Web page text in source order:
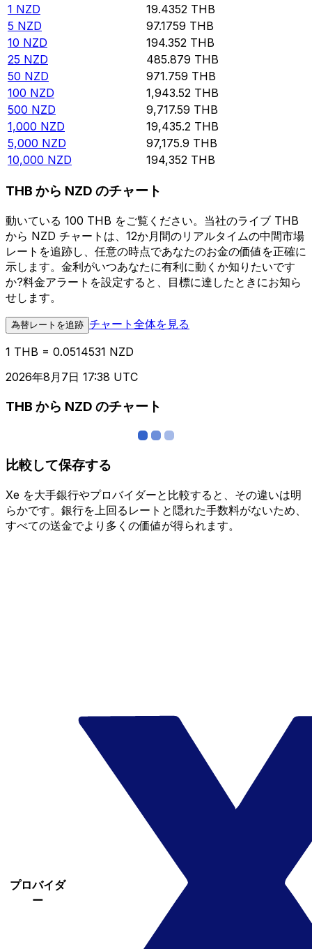
1 NZD 19.4352 THB
5 NZD 97.1759 THB
10 NZD 194.352 THB
25 NZD 485.879 THB
50 NZD 971.759 THB
100 NZD 1,943.52 THB
500 NZD 9,717.59 THB
1,000 NZD 19,435.2 THB
5,000 NZD 97,175.9 THB
10,000 NZD 194,352 THB
THB から NZD のチャート
動いている 100 THB をご覧ください。当社のライブ THB
から NZD チャートは、12か月間のリアルタイムの中間市場
レートを追跡し、任意の時点であなたのお金の価値を正確に
示します。金利がいつあなたに有利に動くか知りたいです
か?料金アラートを設定すると、目標に達したときにお知ら
せします。
為替レートを追跡 チャート全体を見る
1 THB = 0.0514531 NZD
2026年8月7日 17:38 UTC
THB から NZD のチャート
比較して保存する
Xe を大手銀行やプロバイダーと比較すると、その違いは明
らかです。銀行を上回るレートと隠れた手数料がないため、
すべての送金でより多くの価値が得られます。
プロバイダ
ー